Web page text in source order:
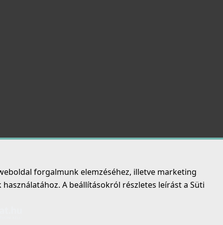
forgalmunk elemzéséhez, illetve marketing
A beállításokról részletes leírást a Süti